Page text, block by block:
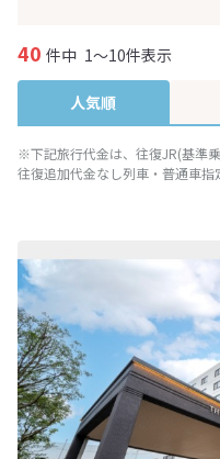
40 件中 1～10件表示
人気順
※下記旅行代金は、往復JR(基準
往復追加代金なし列車・普通車指